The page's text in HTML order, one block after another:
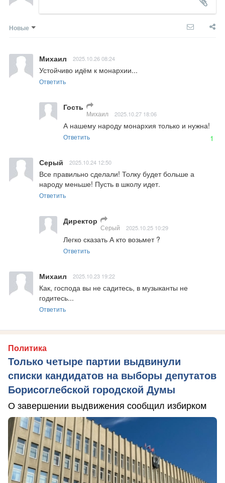
Новые
Михаил 2025.10.26 08:24
Устойчиво идём к монархии...
Ответить
Гость
Михаил 2025.10.27 18:06
А нашему народу монархия только и нужна!
Ответить 1
Серый 2025.10.24 12:50
Все правильно сделали! Толку будет больше а
народу меньше! Пусть в школу идет.
Ответить
Директор
Серый 2025.10.25 10:29
Легко сказать А кто возьмет ?
Ответить
Михаил 2025.10.23 19:22
Как, господа вы не садитесь, в музыканты не
годитесь...
Ответить
Политика
Только четыре партии выдвинули
списки кандидатов на выборы депутатов
Борисоглебской городской Думы
О завершении выдвижения сообщил избирком